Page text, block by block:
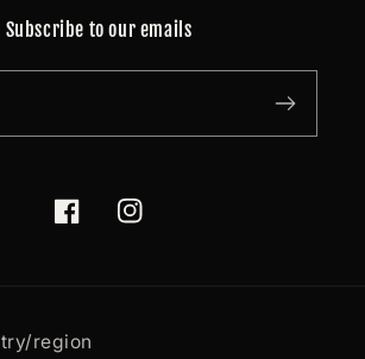
Subscribe to our emails
FacebookInstagram
region